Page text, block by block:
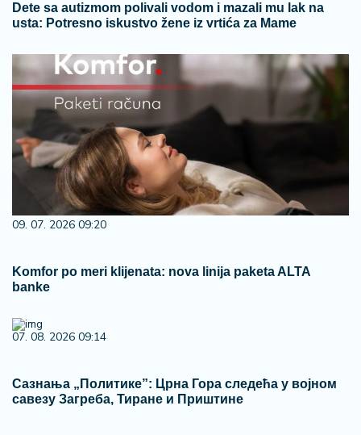
Dete sa autizmom polivali vodom i mazali mu lak na
usta: Potresno iskustvo žene iz vrtića za Mame
09. 07. 2026 09:20
Komfor po meri klijenata: nova linija paketa ALTA
banke
07. 08. 2026 09:14
Сазнања „Политике”: Црна Гора следећа у војном
савезу Загреба, Тиране и Приштине